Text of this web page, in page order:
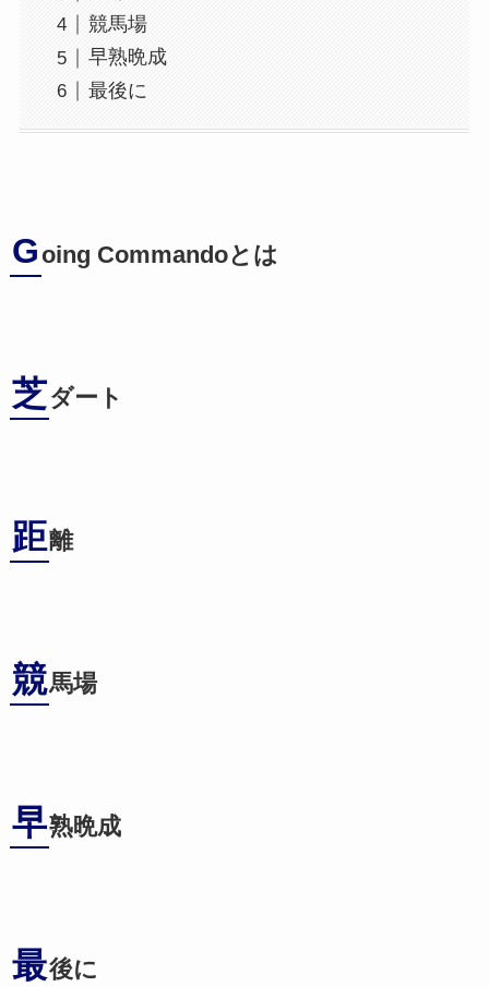
競馬場
早熟晩成
最後に
G oing Commandoとは
芝ダート
距離
競馬場
早熟晩成
最後に